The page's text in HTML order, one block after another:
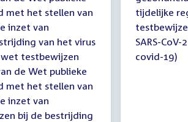
met het stellen van
inzet van
van het virus
wet testbewijzen
de Wet publieke
met het stellen van
inzet van
bij de bestrijding
tijdelijke
SARS-
covid-19)